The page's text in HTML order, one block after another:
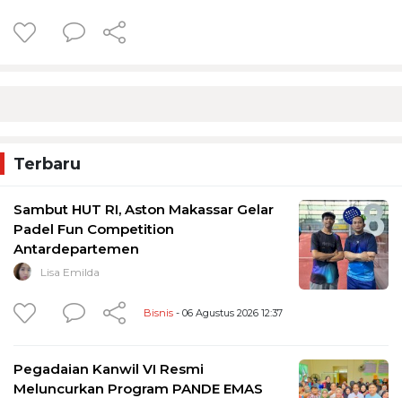
Terbaru
Sambut HUT RI, Aston Makassar Gelar
Padel Fun Competition
Antardepartemen
Lisa Emilda
Bisnis - 06 Agustus 2026 12:37
Pegadaian Kanwil VI Resmi
Meluncurkan Program PANDE EMAS